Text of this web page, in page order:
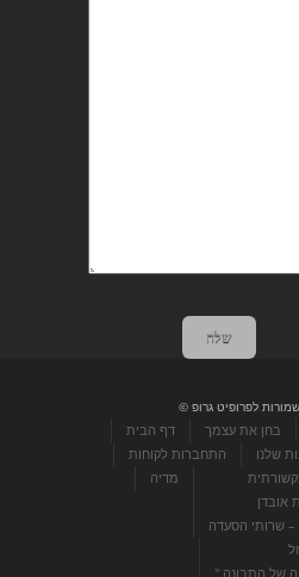
שלח
שמורות לפרופיט גרופ ©
בחן את עצמך
דף הבית
שלנו
התחברות לקוחות
אובדן
שרותי הסעדה
מדיה
של התבונה "